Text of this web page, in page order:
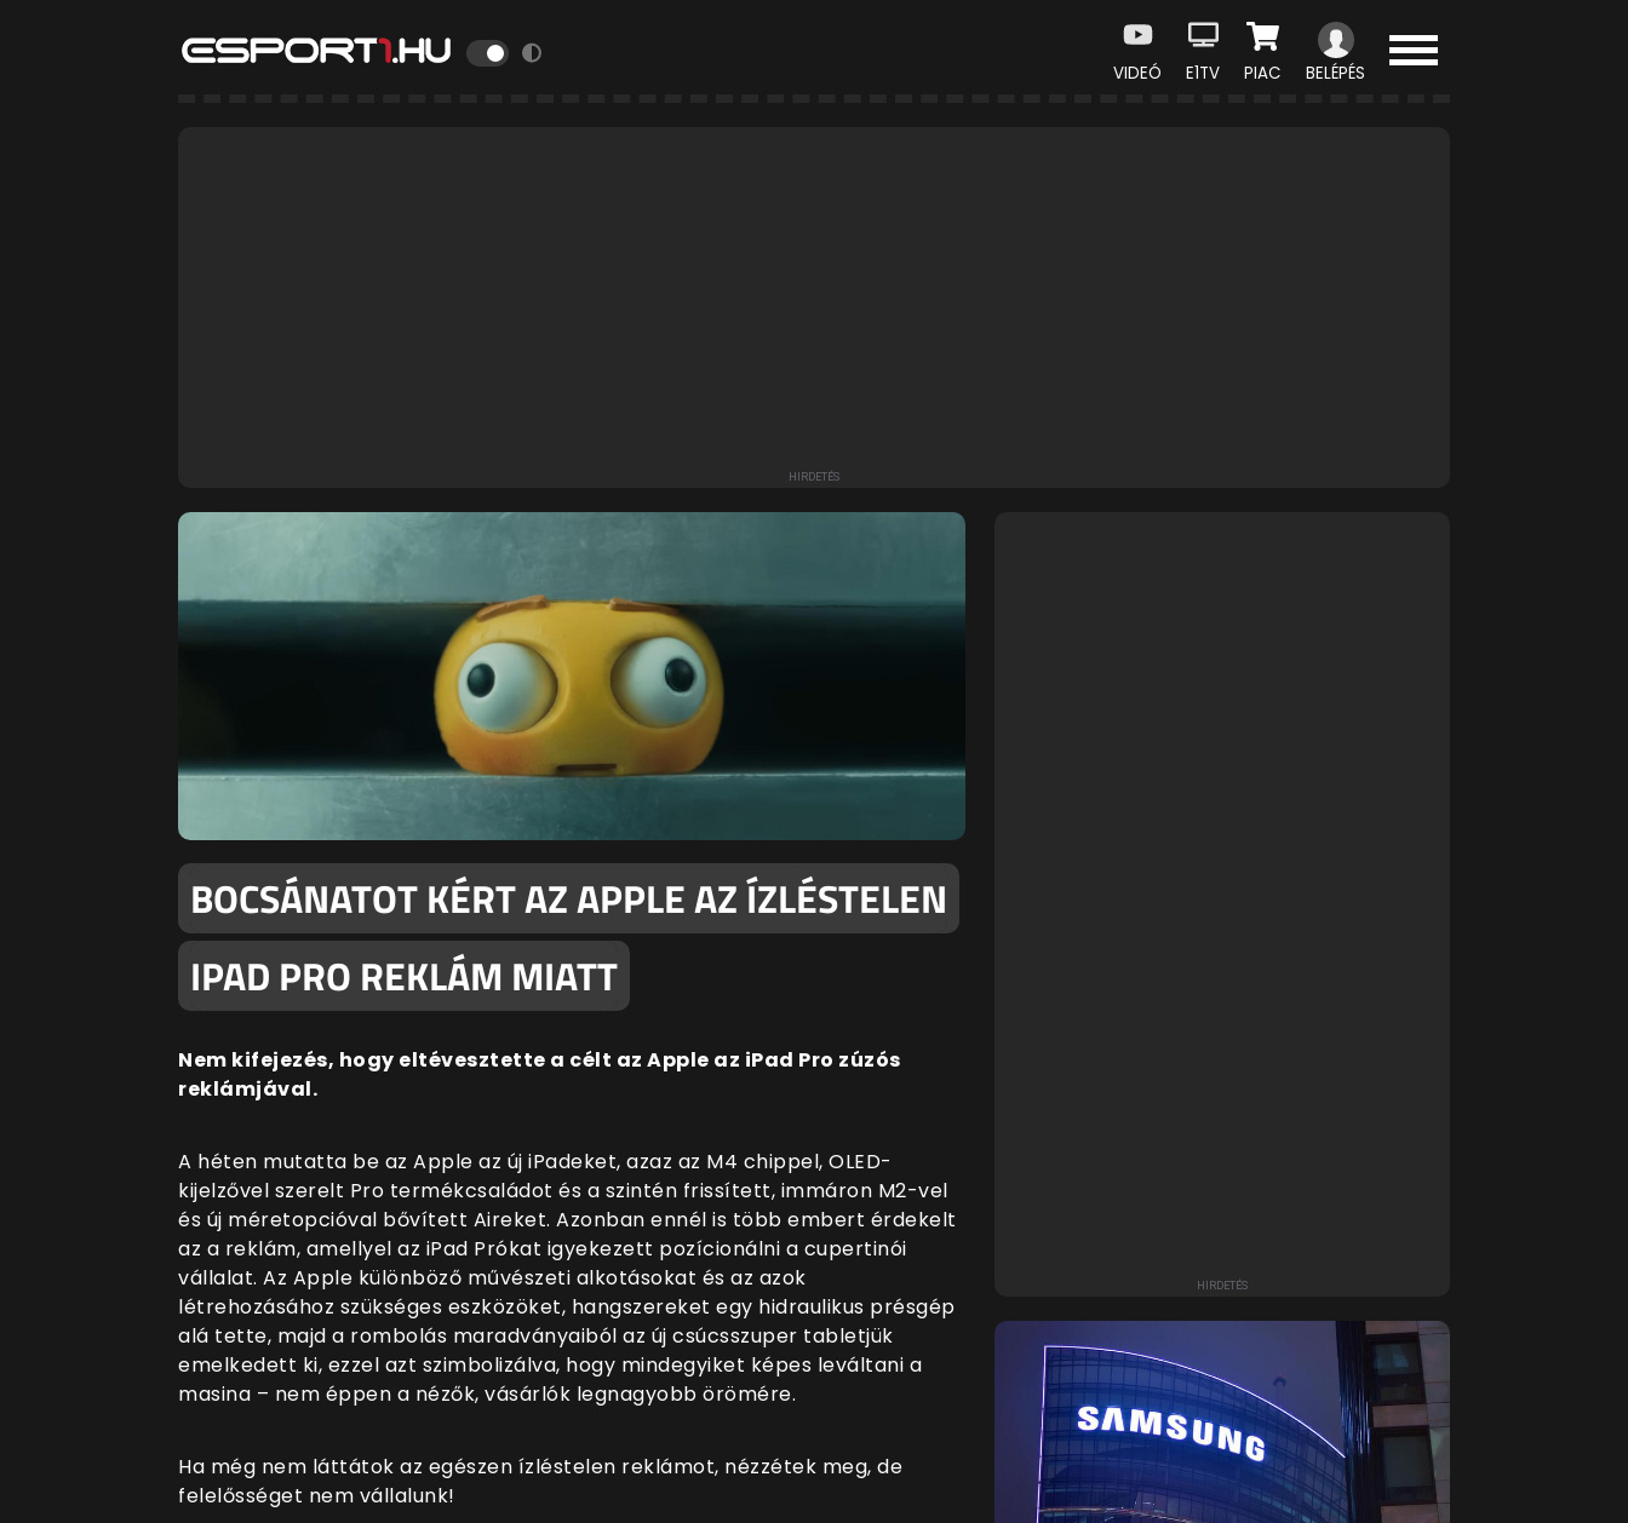
VIDEÓ E1TV PIAC BELÉPÉS
BOCSÁNATOT KÉRT AZ APPLE AZ ÍZLÉSTELEN
IPAD PRO REKLÁM MIATT
Nem kifejezés, hogy eltévesztette a célt az Apple az iPad Pro zúzós
reklámjával.
A héten mutatta be az Apple az új iPadeket, azaz az M4 chippel, OLED-
kijelzővel szerelt Pro termékcsaládot és a szintén frissített, immáron M2-vel
és új méretopcióval bővített Aireket. Azonban ennél is több embert érdekelt
az a reklám, amellyel az iPad Prókat igyekezett pozícionálni a cupertinói
vállalat. Az Apple különböző művészeti alkotásokat és az azok
létrehozásához szükséges eszközöket, hangszereket egy hidraulikus présgép
alá tette, majd a rombolás maradványaiból az új csúcsszuper tabletjük
emelkedett ki, ezzel azt szimbolizálva, hogy mindegyiket képes leváltani a
masina – nem éppen a nézők, vásárlók legnagyobb örömére.
Ha még nem láttátok az egészen ízléstelen reklámot, nézzétek meg, de
felelősséget nem vállalunk!